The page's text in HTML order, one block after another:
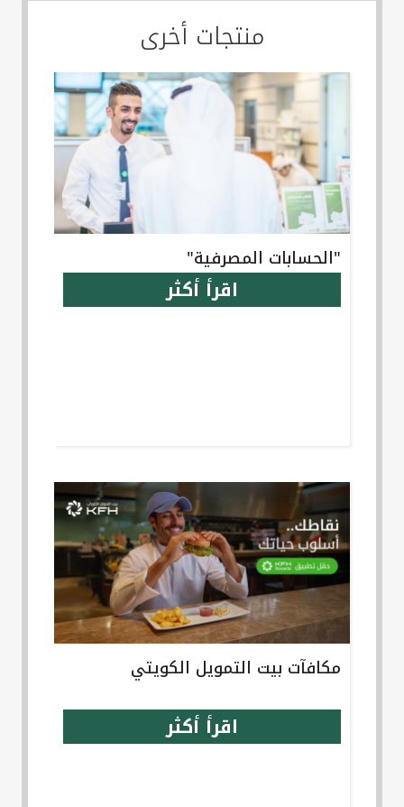
منتجات أخرى
"الحسابات المصرفية"
اقرأ أكثر
مكافآت بيت التمويل الكويتي
اقرأ أكثر